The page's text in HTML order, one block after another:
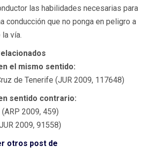
las habilidades necesarias para
conducción que no ponga en peligro a
vía.
el mismo sentido:
de Tenerife (JUR 2009, 117648)
sentido contrario:
2009, 459)
2009, 91558)
otros post de